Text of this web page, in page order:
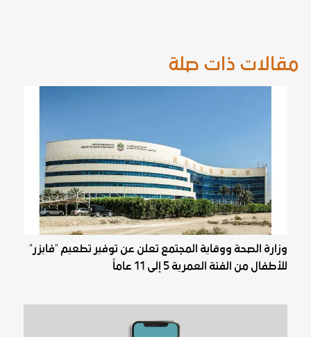
مقالات ذات صلة
وزارة الصحة ووقاية المجتمع تعلن عن توفير تطعيم "فايزر"
للأطفال من الفئة العمرية 5 إلى 11 عاماً